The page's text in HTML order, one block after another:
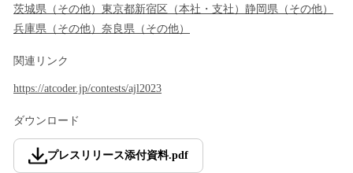
茨城県 （ その他） 東京都新宿区 （本社・支社 ） 静岡県 （ その他）
兵庫県 （ その他） 奈良県 （ その他）
関連リンク
https://atcoder.jp/contests/ajl2023
ダウンロード
プレスリリース添付資料.pdf